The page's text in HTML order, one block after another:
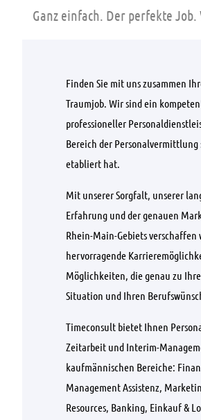
Ganz einfach. Der perfekte
Finden Sie mit uns zusammen
Traumjob. Wir sind ein
professioneller
Bereich der Personalvermittlung
etabliert hat.
Mit unserer Sorgfalt, unserer
Erfahrung und der genauen
Rhein-Main-Gebiets verschaffen
hervorragende
Möglichkeiten, die genau zu
Situation und Ihren
Timeconsult bietet Ihnen
Zeitarbeit und Interim-
kaufmännischen Bereiche:
Management Assistenz,
Resources, Banking, Einkauf &